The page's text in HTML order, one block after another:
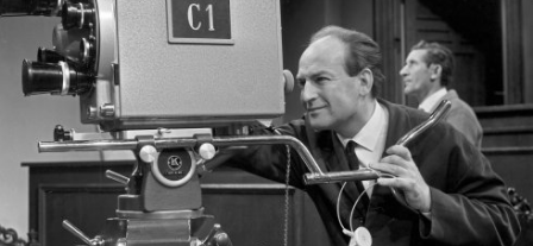
In
Lightbox
öffnen